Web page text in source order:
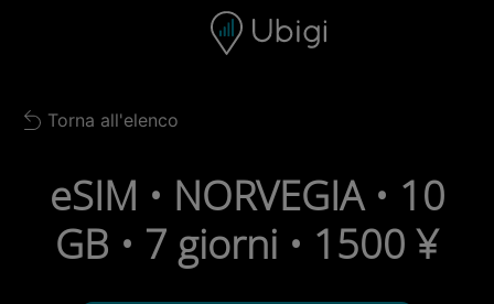
Barra di navigazione
Back to list
Torna all'elenco
eSIM • NORVEGIA • 10
GB • 7 giorni • 1500 ¥